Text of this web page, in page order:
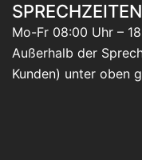
Mo-Fr 08:00 Uhr –
Außerhalb der
Kunden) unter oben